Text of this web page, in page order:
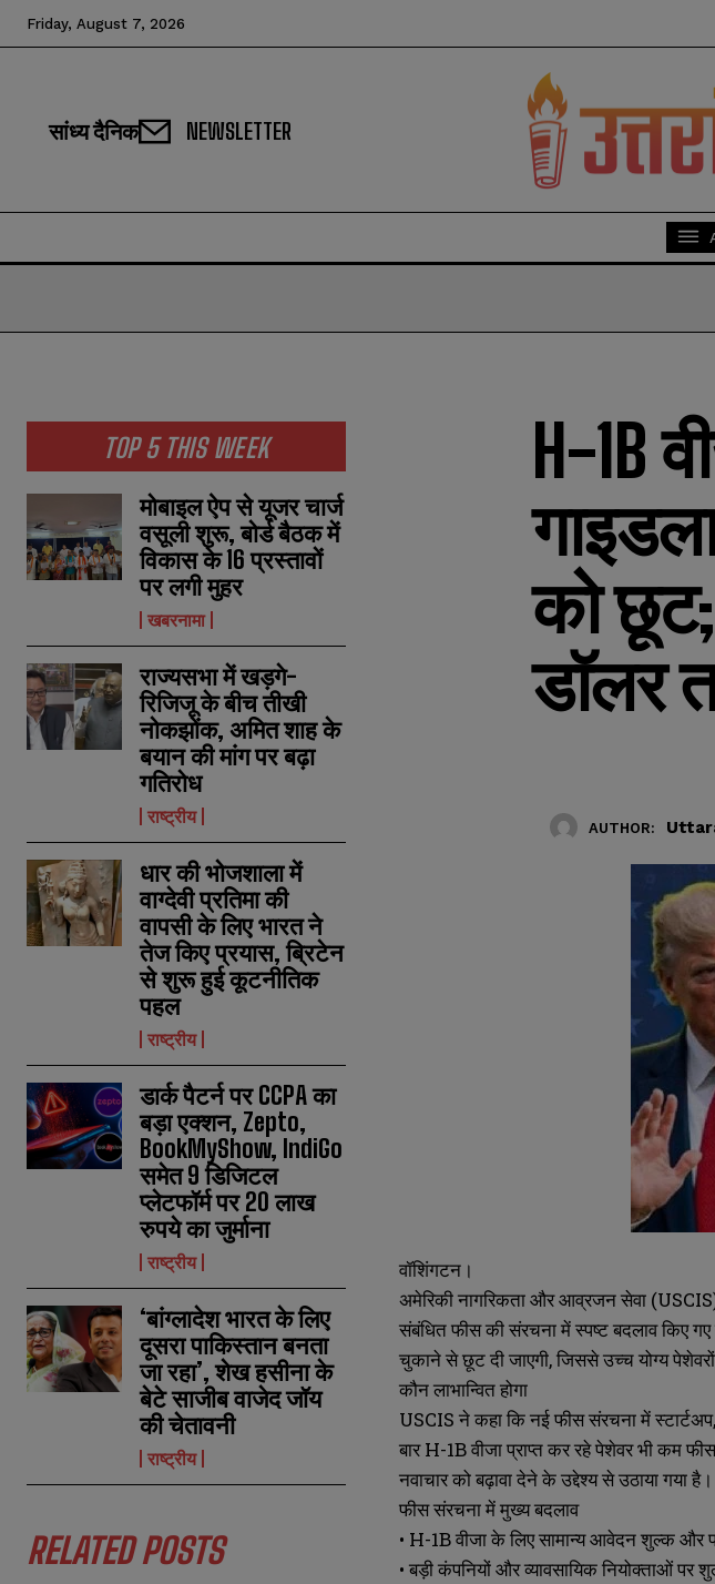
Friday, August 7, 2026
सांध्य दैनिक NEWSLETTER
TOP 5 THIS WEEK
मोबाइल ऐप से यूजर चार्ज
वसूली शुरू, बोर्ड बैठक में
विकास के 16 प्रस्तावों
पर लगी मुहर
खबरनामा
राज्यसभा में खड़गे-
रिजिजू के बीच तीखी
नोकझोंक, अमित शाह के
बयान की मांग पर बढ़ा
गतिरोध
राष्ट्रीय
धार की भोजशाला में
वाग्देवी प्रतिमा की
वापसी के लिए भारत ने
तेज किए प्रयास, ब्रिटेन
से शुरू हुई कूटनीतिक
पहल
राष्ट्रीय
डार्क पैटर्न पर CCPA का
बड़ा एक्शन, Zepto,
BookMyShow, IndiGo
समेत 9 डिजिटल
प्लेटफॉर्म पर 20 लाख
रुपये का जुर्माना
राष्ट्रीय
‘बांग्लादेश भारत के लिए
दूसरा पाकिस्तान बनता
जा रहा’, शेख हसीना के
बेटे साजीब वाजेद जॉय
की चेतावनी
राष्ट्रीय
RELATED POSTS
H-1B
को
डॉलर
AUTHOR:
वॉशिंगटन।
अमेरिकी नागरिकता और आव्रजन सेवा
संबंधित फीस की संरचना में स्पष्ट बदलाव किए
चुकाने से छूट दी जाएगी, जिससे उच्च योग्य
कौन लाभान्वित होगा
USCIS ने कहा कि नई फीस संरचना में
बार H-1B वीजा प्राप्त कर रहे पेशेवर भी कम
नवाचार को बढ़ावा देने के उद्देश्य से उठाया गया है।
फीस संरचना में मुख्य बदलाव
• H-1B वीजा के लिए सामान्य आवेदन शुल्क
• बड़ी कंपनियों और व्यावसायिक नियोक्ताओं पर